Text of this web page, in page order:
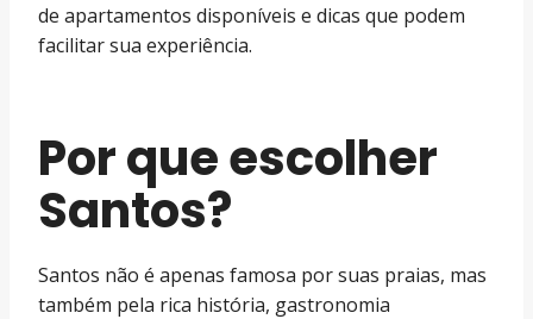
de apartamentos disponíveis e dicas que podem
facilitar sua experiência.
Por que escolher
Santos?
Santos não é apenas famosa por suas praias, mas
também pela rica história, gastronomia